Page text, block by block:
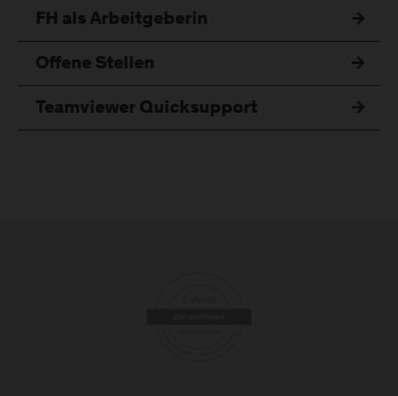
FH als Arbeitgeberin
Offene Stellen
Teamviewer Quicksupport